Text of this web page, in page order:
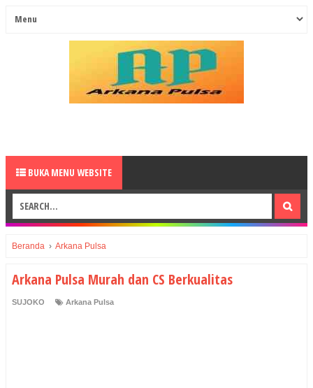
BUKA MENU WEBSITE
Beranda › Arkana Pulsa
Arkana Pulsa Murah dan CS Berkualitas
SUJOKO Arkana Pulsa